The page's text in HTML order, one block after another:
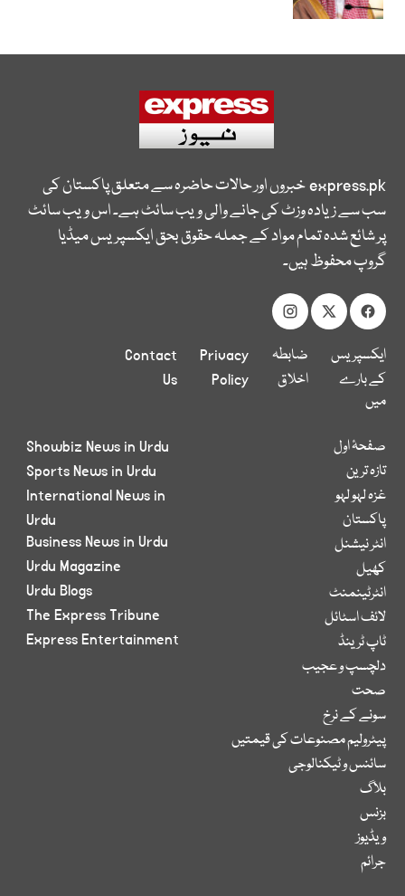
express.pkخبروں اور حالات حاضرہ سے متعلق پاکستان کی
سب سے زیادہ وزٹ کی جانے والی ویب سائٹ ہے۔ اس ویب سائٹ
پر شائع شدہ تمام مواد کے جملہ حقوق بحق ایکسپریس میڈیا
گروپ محفوظ ہیں۔
ایکسپریس
کے بارے
میں
ضابطہ
اخلاق
Privacy
Policy
Contact
Us
صفحۂ اول
تازہ ترین
غزہ لہو لہو
پاکستان
انٹر نیشنل
کھیل
انٹرٹینمنٹ
لائف اسٹائل
ٹاپ ٹرینڈ
دلچسپ و عجیب
صحت
سونے کے نرخ
پیٹرولیم مصنوعات کی قیمتیں
سائنس و ٹیکنالوجی
بلاگ
بزنس
ویڈیوز
جرائم
Showbiz News in Urdu
Sports News in Urdu
International News in
Urdu
Business News in Urdu
Urdu Magazine
Urdu Blogs
The Express Tribune
Express Entertainment